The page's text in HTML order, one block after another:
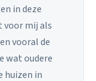
in deze
voor mij als
vooral de
wat oudere
huizen in